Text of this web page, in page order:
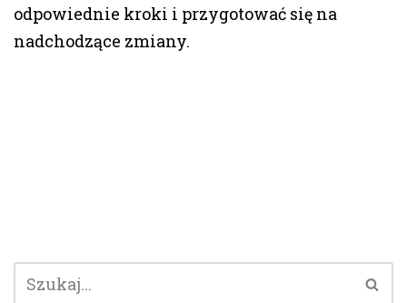
odpowiednie kroki i przygotować się na
nadchodzące zmiany.